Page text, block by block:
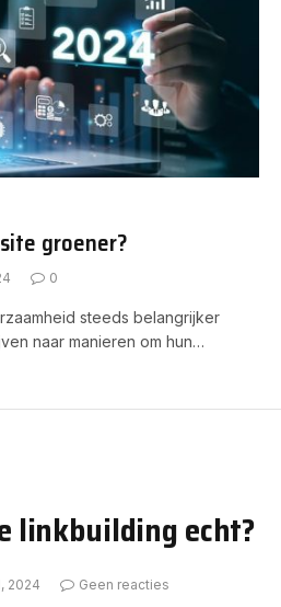
groener?
0
steeds belangrijker
naar manieren om hun…
linkbuilding echt?
2024
Geen reacties